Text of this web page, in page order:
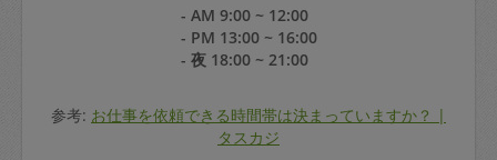
- AM 9:00 ~ 12:00
- PM 13:00 ~ 16:00
- 夜 18:00 ~ 21:00
参考: お仕事を依頼できる時間帯は決まっていますか？ |
タスカジ